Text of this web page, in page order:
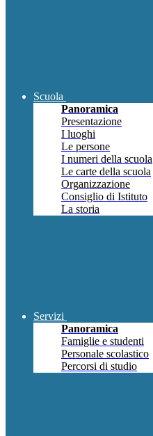
Scuola
Panoramica
Presentazione
I luoghi
Le persone
I numeri della scuola
Le carte della scuola
Organizzazione
Consiglio di Istituto
La storia
Servizi
Panoramica
Famiglie e studenti
Personale scolastico
Percorsi di studio